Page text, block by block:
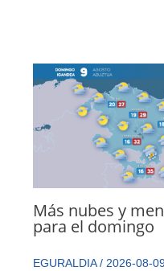
Más nubes y
para el domingo
EGURALDIA/ 2026-08-